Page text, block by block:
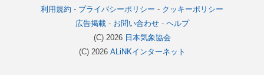
利用規約 - プライバシーポリシー - クッキーポリシー
広告掲載- お問い合わせ- ヘルプ
(C) 2026 日本気象協会
(C) 2026 ALiNKインターネット